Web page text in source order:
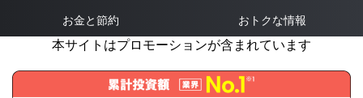
お金と節約 おトクな情報
本サイトはプロモーションが含まれています